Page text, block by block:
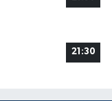
21:30